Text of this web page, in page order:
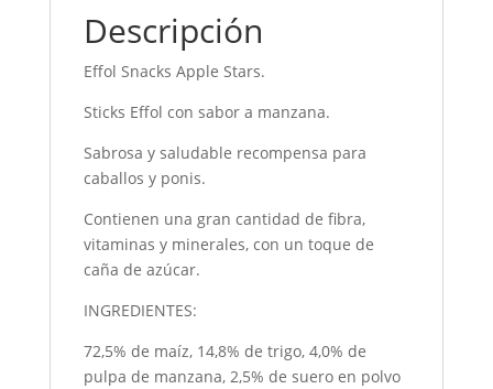
Descripción
Effol Snacks Apple Stars.
Sticks Effol con sabor a manzana.
Sabrosa y saludable recompensa para
caballos y ponis.
Contienen una gran cantidad de fibra,
vitaminas y minerales, con un toque de
caña de azúcar.
INGREDIENTES:
72,5% de maíz, 14,8% de trigo, 4,0% de
pulpa de manzana, 2,5% de suero en polvo